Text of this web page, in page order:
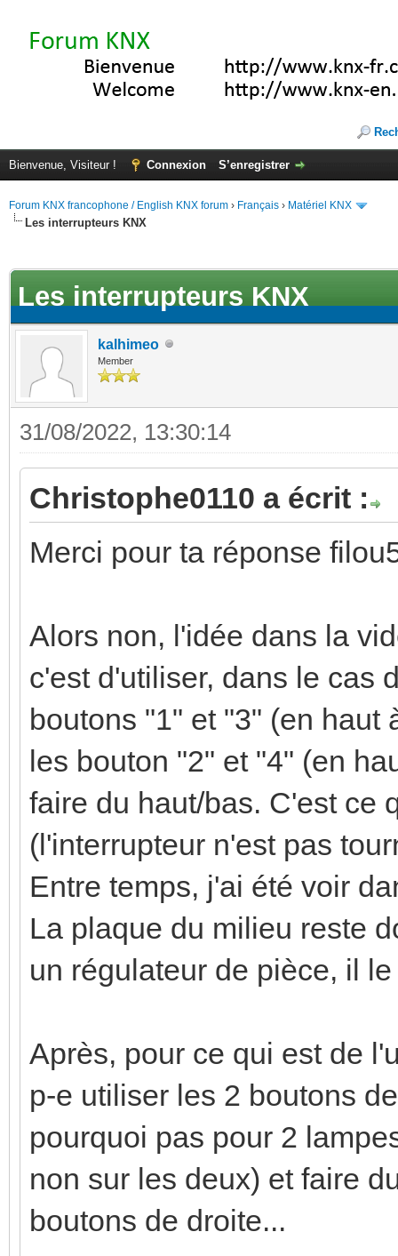
Bienvenue, Visiteur ! Connexion S’enregistrer
Forum KNX francophone / English KNX forum › Français › Matériel KNX
Les interrupteurs KNX
Les interrupteurs KNX
kalhimeo
Member
31/08/2022, 13:30:14
Christophe0110 a écrit :
Merci pour ta réponse
Alors non, l'idée dans la
c'est d'utiliser, dans le cas
boutons "1" et "3" (en haut
les bouton "2" et "4" (en
faire du haut/bas. C'est ce
(l'interrupteur n'est pas
Entre temps, j'ai été voir
La plaque du milieu reste
un régulateur de pièce, il
Après, pour ce qui est de
p-e utiliser les 2 boutons
pourquoi pas pour 2
non sur les deux) et faire
boutons de droite...